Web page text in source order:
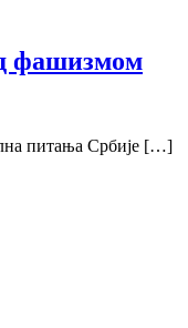
фашизмом
питања Србије […]